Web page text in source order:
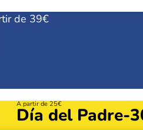
de 39€
A partir de 25€
Día del Padre-